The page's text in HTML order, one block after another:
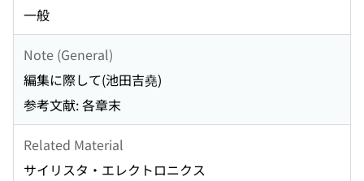
一般
Note (General)
編集に際して(池田吉堯)
参考文献: 各章末
Related Material
サイリスタ・エレクトロニクス